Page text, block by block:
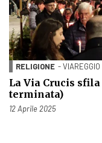
RELIGIONE - VIAREGGIO
La Via Crucis
terminata)
Pubblicato il
12 Aprile 2025